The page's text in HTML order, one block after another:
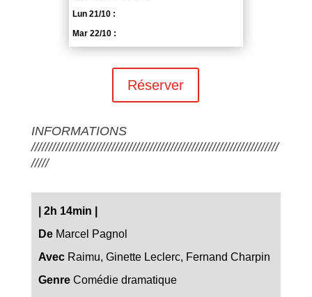
Lun 21/10 :
Mar 22/10 :
Réserver
INFORMATIONS
///////////////////////////////////////////////////////////////////////
/////
2h 14min
DeMarcel Pagnol
AvecRaimu, Ginette Leclerc, Fernand Charpin
GenreComédie dramatique